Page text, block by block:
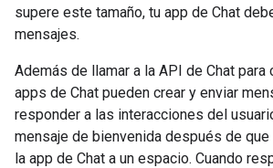
supere este tamaño, tu app de Chat
mensajes.
Además de llamar a la API de Chat para
apps de Chat pueden crear y enviar
responder a las interacciones del
mensaje de bienvenida después de que
la app de Chat a un espacio. Cuando